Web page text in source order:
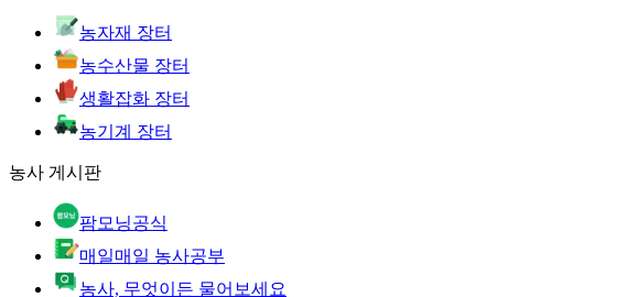
농자재 장터
농수산물 장터
생활잡화 장터
농기계 장터
농사 게시판
팜모닝공식
매일매일 농사공부
농사, 무엇이든 물어보세요